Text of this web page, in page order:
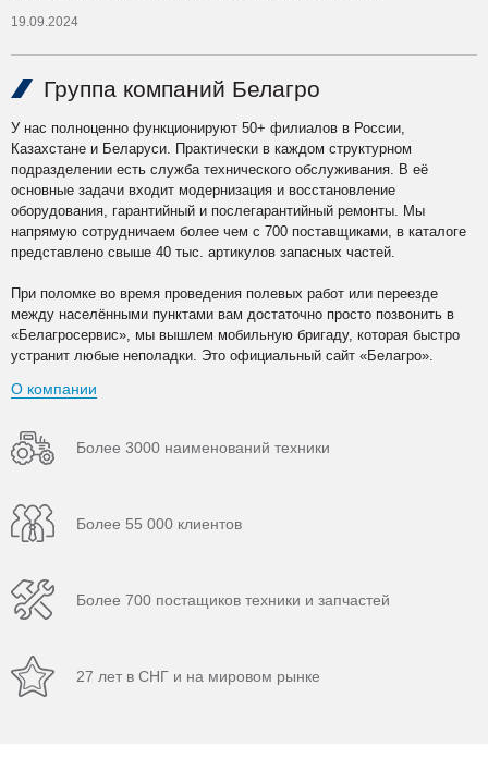
19.09.2024
Группа компаний Белагро
У нас полноценно функционируют 50+ филиалов в России,
Казахстане и Беларуси. Практически в каждом структурном
подразделении есть служба технического обслуживания. В её
основные задачи входит модернизация и восстановление
оборудования, гарантийный и послегарантийный ремонты. Мы
напрямую сотрудничаем более чем с 700 поставщиками, в каталоге
представлено свыше 40 тыс. артикулов запасных частей.
При поломке во время проведения полевых работ или переезде
между населёнными пунктами вам достаточно просто позвонить в
«Белагросервис», мы вышлем мобильную бригаду, которая быстро
устранит любые неполадки. Это официальный сайт «Белагро».
О компании
Более 3000 наименований техники
Более 55 000 клиентов
Более 700 постащиков техники и запчастей
27 лет в СНГ и на мировом рынке